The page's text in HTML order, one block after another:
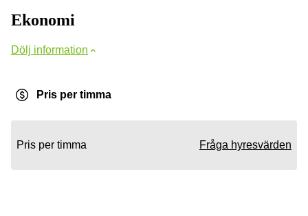
Ekonomi
Dölj information
Pris per timma
Pris per timma Fråga hyresvärden